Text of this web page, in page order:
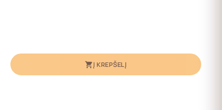
Į KREPŠELĮ